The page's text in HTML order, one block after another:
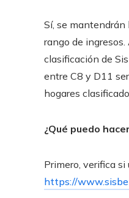
Sí, se
rango de
clasificación de
entre C8 y D11
hogares
¿Qué puedo
Primero, verifica
https://